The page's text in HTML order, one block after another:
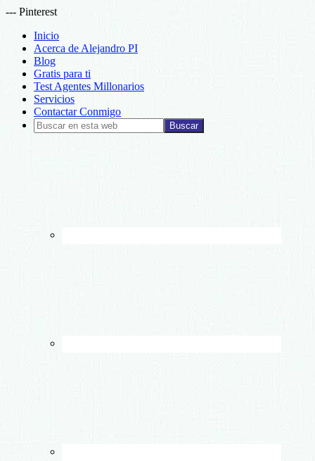
--- Pinterest
Inicio
Acerca de Alejandro PI
Blog
Gratis para ti
Test Agentes Millonarios
Servicios
Contactar Conmigo